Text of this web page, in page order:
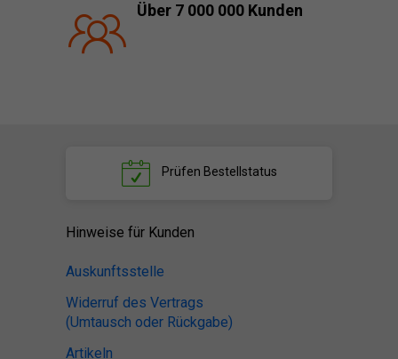
Über 7 000 000 Kunden
Prüfen Bestellstatus
Hinweise für Kunden
Auskunftsstelle
Widerruf des Vertrags
(Umtausch oder Rückgabe)
Artikeln